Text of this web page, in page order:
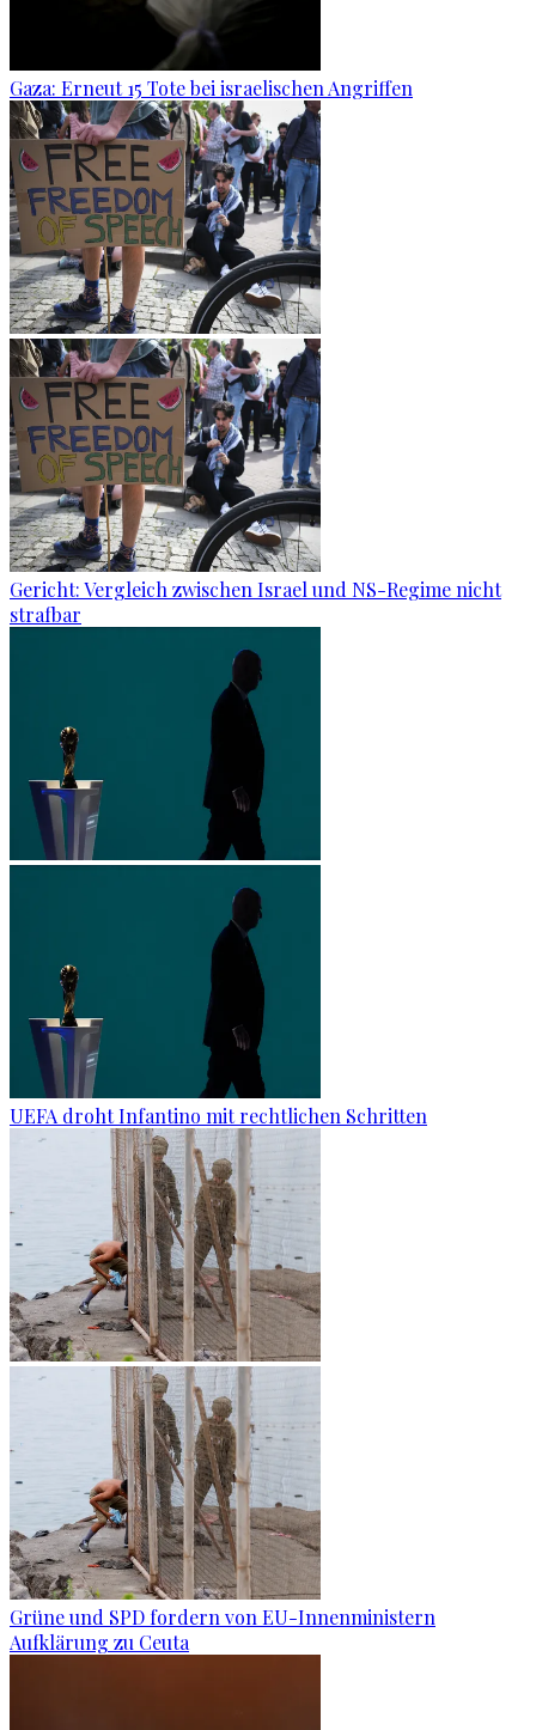
Gaza: Erneut 15 Tote bei israelischen Angriffen
Gericht: Ver­gleich zwi­schen Is­ra­el und NS-Re­gime nicht
straf­bar
UEFA droht Infantino mit rechtlichen Schritten
Grüne und SPD fordern von EU-Innenministern
Aufklärung zu Ceuta